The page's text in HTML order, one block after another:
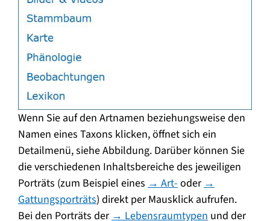
Wenn Sie auf den Artnamen beziehungsweise den
Namen eines Taxons klicken, öffnet sich ein
Detailmenü, siehe Abbildung. Darüber können Sie
die verschiedenen Inhaltsbereiche des jeweiligen
Porträts (zum Beispiel eines → Art-oder→
Gattungsporträts) direkt per Mausklick aufrufen.
Bei den Porträts der→ Lebensraumtypen und der